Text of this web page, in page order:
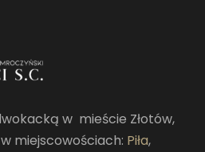
w mieście Złotów,
miejscowościach: Piła,